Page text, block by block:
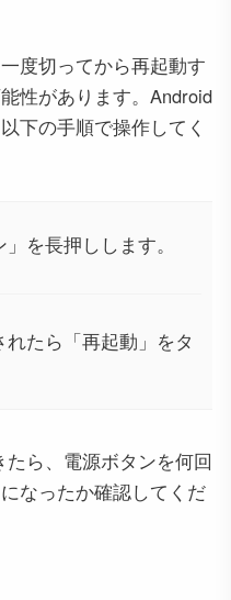
度切ってから再起動す
性があります。Android
下の手順で操作してく
を長押しします。
たら「再起動」をタ
ら、電源ボタンを何回
なったか確認してくだ